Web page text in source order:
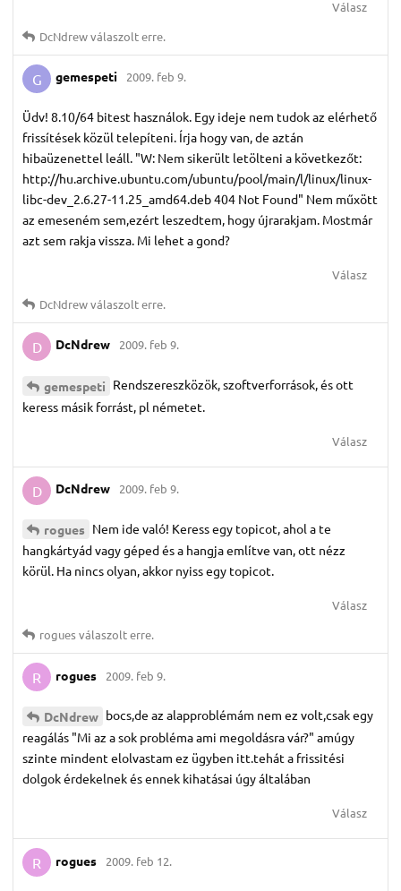
Válasz
DcNdrewválaszolt erre.
G gemespeti 2009. feb 9.
Üdv! 8.10/64 bitest használok. Egy ideje nem tudok az elérhető
frissítések közül telepíteni. Írja hogy van, de aztán
hibaüzenettel leáll. "W: Nem sikerült letölteni a következőt:
http://hu.archive.ubuntu.com/ubuntu/pool/main/l/linux/linux-
libc-dev_2.6.27-11.25_amd64.deb 404 Not Found" Nem műxött
az emeseném sem,ezért leszedtem, hogy újrarakjam. Mostmár
azt sem rakja vissza. Mi lehet a gond?
Válasz
DcNdrewválaszolt erre.
D DcNdrew 2009. feb 9.
gemespeti Rendszereszközök, szoftverforrások, és ott
keress másik forrást, pl németet.
Válasz
D DcNdrew 2009. feb 9.
rogues Nem ide való! Keress egy topicot, ahol a te
hangkártyád vagy géped és a hangja említve van, ott nézz
körül. Ha nincs olyan, akkor nyiss egy topicot.
Válasz
roguesválaszolt erre.
R rogues 2009. feb 9.
DcNdrew bocs,de az alapproblémám nem ez volt,csak egy
reagálás "Mi az a sok probléma ami megoldásra vár?" amúgy
szinte mindent elolvastam ez ügyben itt.tehát a frissitési
dolgok érdekelnek és ennek kihatásai úgy általában
Válasz
R rogues 2009. feb 12.